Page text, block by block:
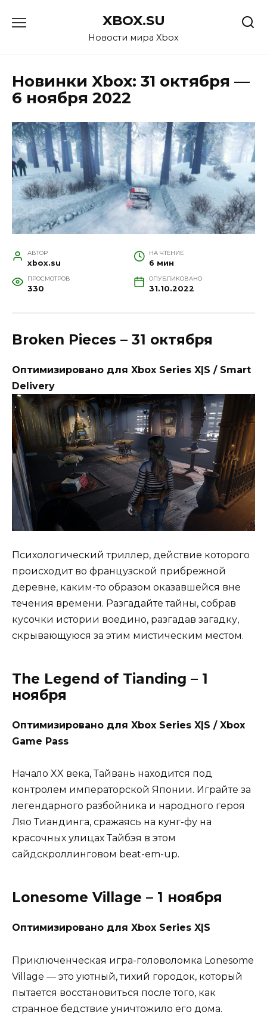
XBOX.SU
Новости мира Xbox
Новинки Xbox: 31 октября —
6 ноября 2022
АВТОР
xbox.su
НА ЧТЕНИЕ
6 мин
ПРОСМОТРОВ
330
ОПУБЛИКОВАНО
31.10.2022
Broken Pieces – 31 октября
Оптимизировано для Xbox Series X|S / Smart
Delivery
Психологический триллер, действие которого
происходит во французской прибрежной
деревне, каким-то образом оказавшейся вне
течения времени. Разгадайте тайны, собрав
кусочки истории воедино, разгадав загадку,
скрывающуюся за этим мистическим местом.
The Legend of Tianding – 1
ноября
Оптимизировано для Xbox Series X|S / Xbox
Game Pass
Начало XX века, Тайвань находится под
контролем императорской Японии. Играйте за
легендарного разбойника и народного героя
Ляо Тиандинга, сражаясь на кунг-фу на
красочных улицах Тайбэя в этом
сайдскроллинговом beat-em-up.
Lonesome Village – 1 ноября
Оптимизировано для Xbox Series X|S
Приключенческая игра-головоломка Lonesome
Village — это уютный, тихий городок, который
пытается восстановиться после того, как
странное бедствие уничтожило его дома.